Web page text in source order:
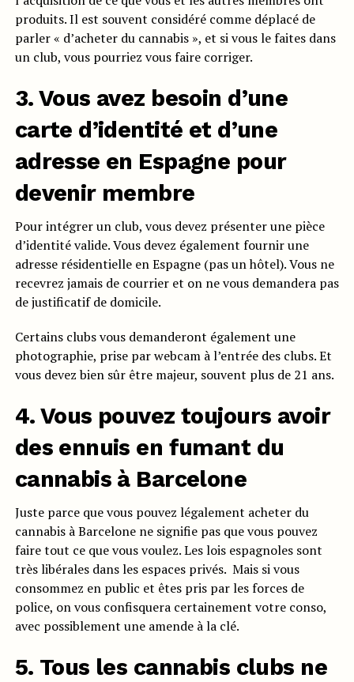
produits. Il est souvent considéré comme déplacé de
parler « d’acheter du cannabis », et si vous le faites dans
un club, vous pourriez vous faire corriger.
3. Vous avez besoin d’une
carte d’identité et d’une
adresse en Espagne pour
devenir membre
Pour intégrer un club, vous devez présenter une pièce
d’identité valide. Vous devez également fournir une
adresse résidentielle en Espagne (pas un hôtel). Vous ne
recevrez jamais de courrier et on ne vous demandera pas
de justificatif de domicile.
Certains clubs vous demanderont également une
photographie, prise par webcam à l’entrée des clubs. Et
vous devez bien sûr être majeur, souvent plus de 21 ans.
4. Vous pouvez toujours avoir
des ennuis en fumant du
cannabis à Barcelone
Juste parce que vous pouvez légalement acheter du
cannabis à Barcelone ne signifie pas que vous pouvez
faire tout ce que vous voulez. Les lois espagnoles sont
très libérales dans les espaces privés. Mais si vous
consommez en public et êtes pris par les forces de
police, on vous confisquera certainement votre conso,
avec possiblement une amende à la clé.
5. Tous les cannabis clubs ne